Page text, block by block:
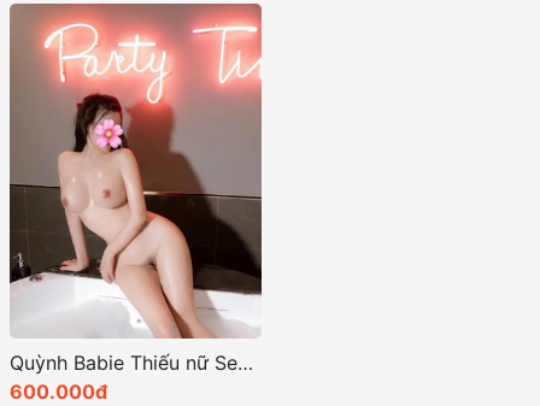
Quỳnh Babie Thiếu nữ Sexy – Dáng xinh ngực đẹp
600.000đ